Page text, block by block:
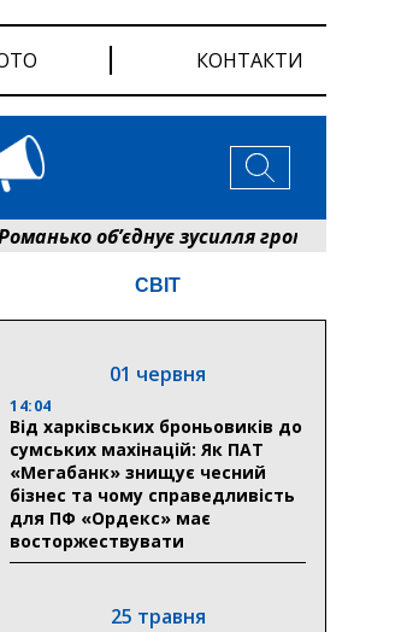
КОНТАКТИ
об’єднує зусилля громади та
СВІТ
01 червня
14:04
Від харківських броньовиків до
сумських махінацій: Як ПАТ
«Мегабанк» знищує чесний
бізнес та чому справедливість
для ПФ «Ордекс» має
восторжествувати
25 травня